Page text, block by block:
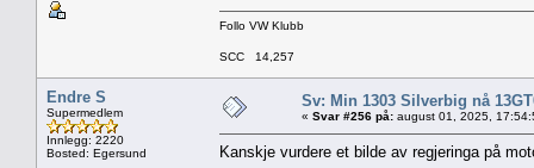
Follo VW Klubb
SCC 14,257
Endre S
Supermedlem
Innlegg: 2220
Bosted: Egersund
Sv: Min 1303 Silverbig nå
« Svar #256 på: august 01, 2025,
Kanskje vurdere et bilde av regjeringa på